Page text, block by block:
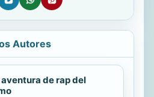
Autores
aventura de rap del